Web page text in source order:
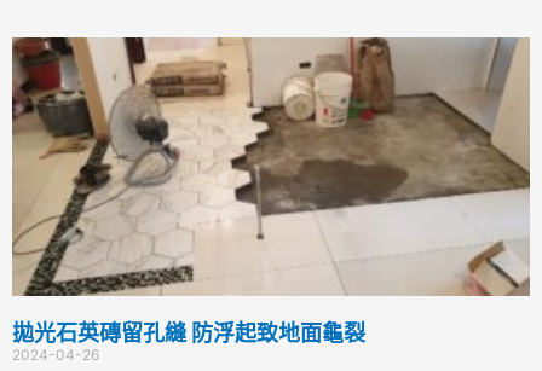
拋光石英磚留孔縫 防浮起致地面龜裂
2024-04-26